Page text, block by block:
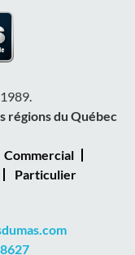
régions du Québec
Commercial
Particulier